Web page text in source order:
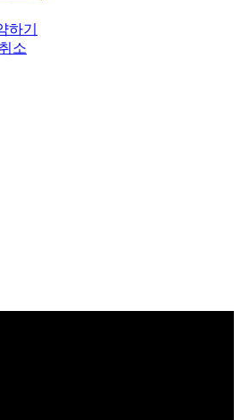
하기
소